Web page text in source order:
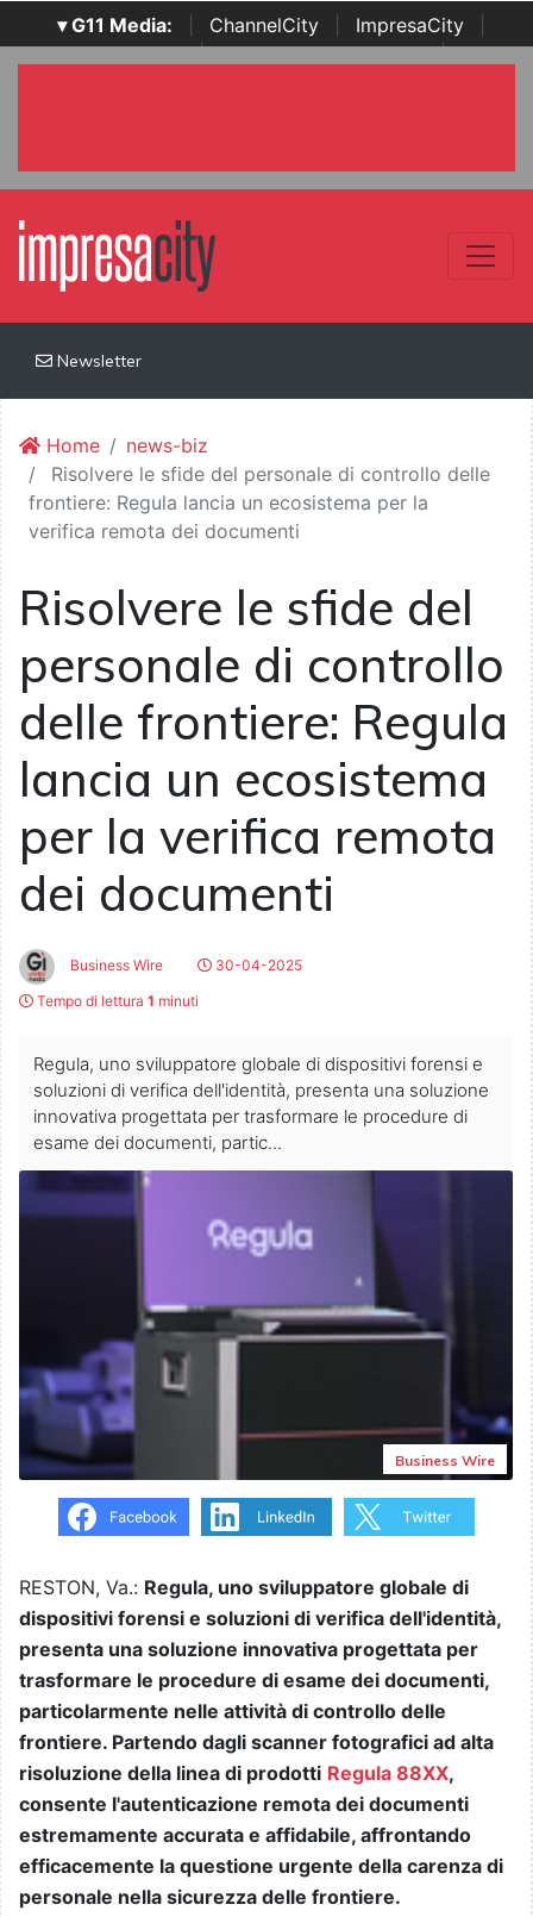
▾ G11 Media: ChannelCity ImpresaCity
SecurityOpenLab | Italian Channel Awards | Italian
Newsletter
Home
news-biz
Risolvere le sfide del personale di controllo delle
frontiere: Regula lancia un ecosistema per la
verifica remota dei documenti
Risolvere le sfide del
personale di controllo
delle frontiere: Regula
lancia un ecosistema
per la verifica remota
dei documenti
Business Wire
30-04-2025
Tempo di lettura 1 minuti
Regula, uno sviluppatore globale di dispositivi forensi e
soluzioni di verifica dell'identità, presenta una soluzione
innovativa progettata per trasformare le procedure di
esame dei documenti, partic...
Business Wire
RESTON, Va.: Regula, uno sviluppatore globale di
dispositivi forensi e soluzioni di verifica dell'identità,
presenta una soluzione innovativa progettata per
trasformare le procedure di esame dei documenti,
particolarmente nelle attività di controllo delle
frontiere. Partendo dagli scanner fotografici ad alta
risoluzione della linea di prodotti Regula 88XX,
consente l'autenticazione remota dei documenti
estremamente accurata e affidabile, affrontando
efficacemente la questione urgente della carenza di
personale nella sicurezza delle frontiere.